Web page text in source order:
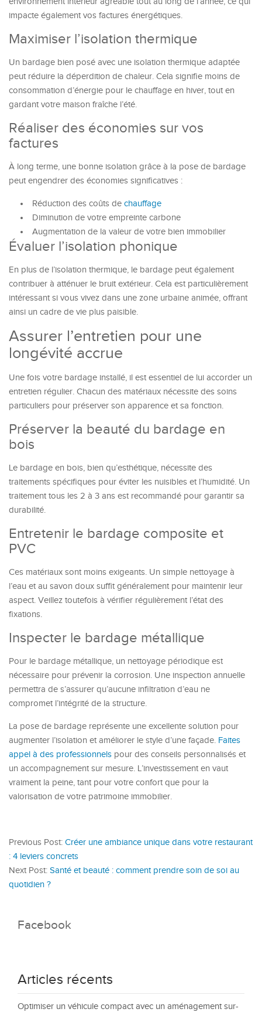
impacte également vos factures énergétiques.
Maximiser l’isolation thermique
Un bardage bien posé avec une isolation thermique adaptée
peut réduire la déperdition de chaleur. Cela signifie moins de
consommation d’énergie pour le chauffage en hiver, tout en
gardant votre maison fraîche l’été.
Réaliser des économies sur vos
factures
À long terme, une bonne isolation grâce à la pose de bardage
peut engendrer des économies significatives :
Réduction des coûts de chauffage
Diminution de votre empreinte carbone
Augmentation de la valeur de votre bien immobilier
Évaluer l’isolation phonique
En plus de l’isolation thermique, le bardage peut également
contribuer à atténuer le bruit extérieur. Cela est particulièrement
intéressant si vous vivez dans une zone urbaine animée, offrant
ainsi un cadre de vie plus paisible.
Assurer l’entretien pour une
longévité accrue
Une fois votre bardage installé, il est essentiel de lui accorder un
entretien régulier. Chacun des matériaux nécessite des soins
particuliers pour préserver son apparence et sa fonction.
Préserver la beauté du bardage en
bois
Le bardage en bois, bien qu’esthétique, nécessite des
traitements spécifiques pour éviter les nuisibles et l’humidité. Un
traitement tous les 2 à 3 ans est recommandé pour garantir sa
durabilité.
Entretenir le bardage composite et
PVC
Ces matériaux sont moins exigeants. Un simple nettoyage à
l’eau et au savon doux suffit généralement pour maintenir leur
aspect. Veillez toutefois à vérifier régulièrement l’état des
fixations.
Inspecter le bardage métallique
Pour le bardage métallique, un nettoyage périodique est
nécessaire pour prévenir la corrosion. Une inspection annuelle
permettra de s’assurer qu’aucune infiltration d’eau ne
compromet l’intégrité de la structure.
La pose de bardage représente une excellente solution pour
augmenter l’isolation et améliorer le style d’une façade. Faites
appel à des professionnels pour des conseils personnalisés et
un accompagnement sur mesure. L’investissement en vaut
vraiment la peine, tant pour votre confort que pour la
valorisation de votre patrimoine immobilier.
Previous Post: Créer une ambiance unique dans votre restaurant
: 4 leviers concrets
Next Post: Santé et beauté : comment prendre soin de soi au
quotidien ?
Facebook
Articles récents
Optimiser un véhicule compact avec un aménagement sur-